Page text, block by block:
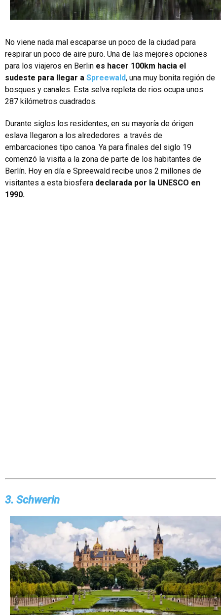
No viene nada mal escaparse un poco de la ciudad para
respirar un poco de aire puro. Una de las mejores opciones
para los viajeros en Berlin es hacer 100km hacia el
sudeste para llegar a Spreewald, una muy bonita región de
bosques y canales. Esta selva repleta de rios ocupa unos
287 kilómetros cuadrados.
Durante siglos los residentes, en su mayoría de órigen
eslava llegaron a los alrededores a través de
embarcaciones tipo canoa. Ya para finales del siglo 19
comenzó la visita a la zona de parte de los habitantes de
Berlín. Hoy en día e Spreewald recibe unos 2 millones de
visitantes a esta biosfera declarada por la UNESCO en
1990.
3. Schwerin